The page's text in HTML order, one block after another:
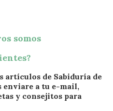
somos
artículos de Sabiduría de
enviare a tu e-mail,
y consejitos para